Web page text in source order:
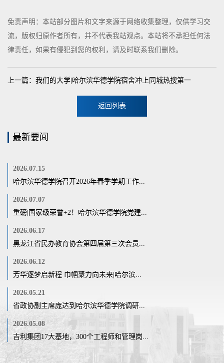
免责声明：本站部分图片和文字来源于网络收集整理，仅供学习交
流，版权归原作者所有，并不代表我站观点。本站将不承担任何法
律责任，如果有侵犯到您的权利，请及时联系我们删除。
上一篇：我们的大学|哈尔滨华德学院宿舍冲上同城热搜第一
返回列表
最新要闻
2026.07.15
哈尔滨华德学院召开2026年春季学期工作...
2026.07.07
重磅|国家级荣誉+2！哈尔滨华德学院党建...
2026.06.17
黑龙江省民办教育协会第四届第三次会员...
2026.06.12
芳华逐梦启新程 巾帼聚力向未来|哈尔滨...
2026.05.21
省政协副主席庞达到哈尔滨华德学院调研...
2026.05.08
吉利集团17大基地，300个工程师和管理岗...